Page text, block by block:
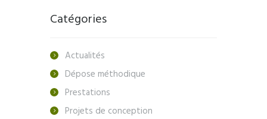
Catégories
Actualités
Dépose méthodique
Prestations
Projets de conception